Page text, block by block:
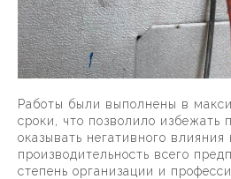
Работы были выполнены в
сроки, что позволило избежать
оказывать негативного влияния
производительность всего
степень организации и